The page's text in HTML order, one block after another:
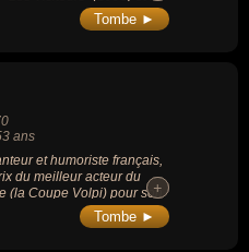
la série "Kaamelott"
pour ses répliques
Tombe ►
ans
et humoriste français,
du meilleur acteur du
(la Coupe Volpi) pour son
La Traversée de Paris ».
grâce à « La
+
+
Tombe ►